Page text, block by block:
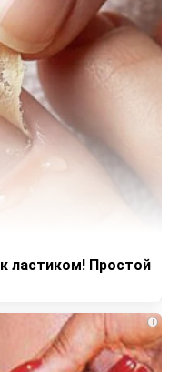
ластиком! Простой
i